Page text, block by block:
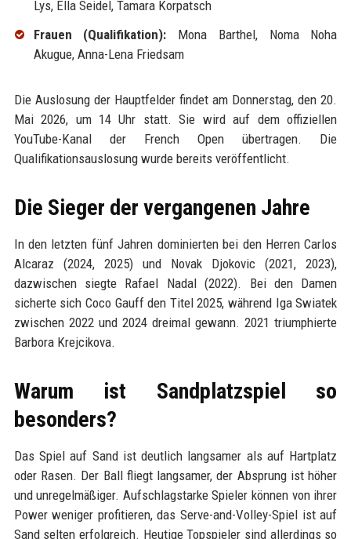
Lys, Ella Seidel, Tamara Korpatsch
Frauen (Qualifikation): Mona Barthel, Noma Noha
Akugue, Anna-Lena Friedsam
Die Auslosung der Hauptfelder findet am Donnerstag, den 20.
Mai 2026, um 14 Uhr statt. Sie wird auf dem offiziellen
YouTube-Kanal der French Open übertragen. Die
Qualifikationsauslosung wurde bereits veröffentlicht.
Die Sieger der vergangenen Jahre
In den letzten fünf Jahren dominierten bei den Herren Carlos
Alcaraz (2024, 2025) und Novak Djokovic (2021, 2023),
dazwischen siegte Rafael Nadal (2022). Bei den Damen
sicherte sich Coco Gauff den Titel 2025, während Iga Swiatek
zwischen 2022 und 2024 dreimal gewann. 2021 triumphierte
Barbora Krejcikova.
Warum ist Sandplatzspiel so
besonders?
Das Spiel auf Sand ist deutlich langsamer als auf Hartplatz
oder Rasen. Der Ball fliegt langsamer, der Absprung ist höher
und unregelmäßiger. Aufschlagstarke Spieler können von ihrer
Power weniger profitieren, das Serve-and-Volley-Spiel ist auf
Sand selten erfolgreich. Heutige Topspieler sind allerdings so